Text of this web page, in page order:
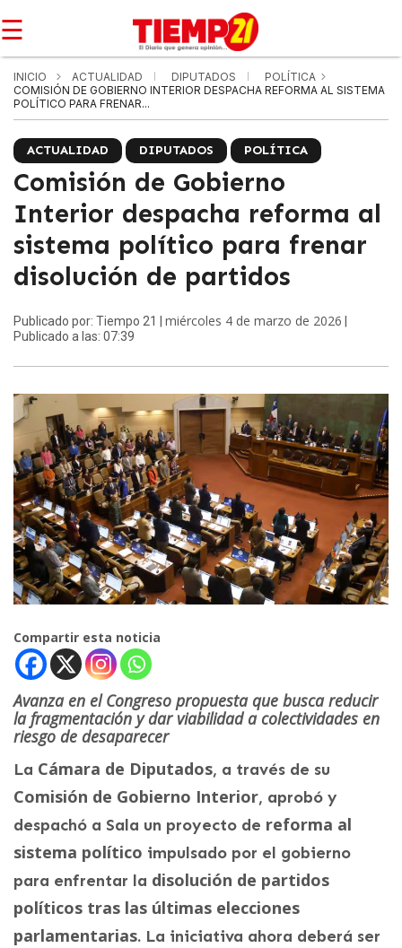
☰
INICIO ACTUALIDAD DIPUTADOS
POLÍTICA
COMISIÓN DE GOBIERNO INTERIOR DESPACHA REFORMA AL SISTEMA
POLÍTICO PARA FRENAR...
ACTUALIDAD DIPUTADOS POLÍTICA
Comisión de Gobierno
Interior despacha reforma al
sistema político para frenar
disolución de partidos
Publicado por: Tiempo 21 | miércoles 4 de marzo de 2026
Publicado a las: 07:39
Compartir esta noticia
Avanza en el Congreso propuesta que busca reducir
la fragmentación y dar viabilidad a colectividades en
riesgo de desaparecer
La Cámara de Diputados, a través de su
Comisión de Gobierno Interior, aprobó y
despachó a Sala un proyecto de reforma al
sistema político impulsado por el gobierno
para enfrentar la disolución de partidos
políticos tras las últimas elecciones
parlamentarias. La iniciativa ahora deberá ser